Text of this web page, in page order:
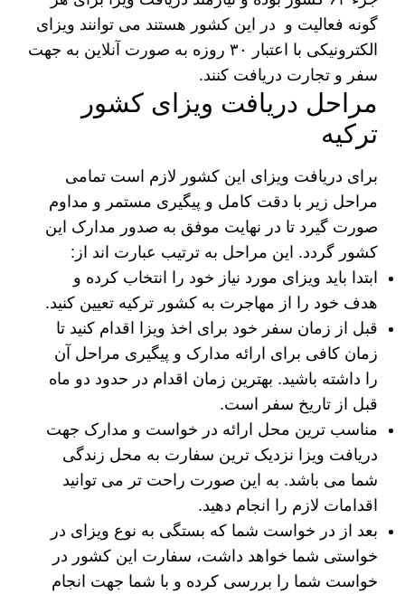
گونه فعالیت و در این کشور هستند می توانند ویزای
الکترونیکی با اعتبار ۳۰ روزه به صورت آنلاین به جهت
سفر و تجارت دریافت کنند.
مراحل دریافت ویزای کشور
ترکیه
برای دریافت ویزای این کشور لازم است تمامی
مراحل زیر با دقت کامل و پیگیری مستمر و مداوم
صورت گیرد تا در نهایت موفق به صدور مدارک این
کشور گردد. این مراحل به ترتیب عبارت اند از:
ابتدا باید ویزای مورد نیاز خود را انتخاب کرده و
هدف خود را از مهاجرت به کشور ترکیه تعیین کنید.
قبل از زمان سفر خود برای اخذ ویزا اقدام کنید تا
زمان کافی برای ارائه مدارک و پیگیری مراحل آن
را داشته باشید. بهترین زمان اقدام در حدود دو ماه
قبل از تاریخ سفر است.
مناسب ترین محل ارائه در خواست و مدارک جهت
دریافت ویزا نزدیک ترین سفارت به محل زندگی
شما می باشد. به این صورت راحت تر می توانید
اقدامات لازم را انجام دهید.
بعد از در خواست شما که بستگی به نوع ویزای در
خواستی شما خواهد داشت، سفارت این کشور در
خواست شما را بررسی کرده و با شما جهت انجام